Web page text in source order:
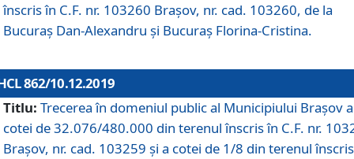
înscris în C.F. nr. 103260 Brașov, nr. cad. 103260, de la
Bucuraș Dan-Alexandru și Bucuraș Florina-Cristina.
862/10.12.2019
Titlu: Trecerea în domeniul public al Municipiului Braşov a
cotei de 32.076/480.000 din terenul înscris în C.F. nr.
Brașov, nr. cad. 103259 și a cotei de 1/8 din terenul